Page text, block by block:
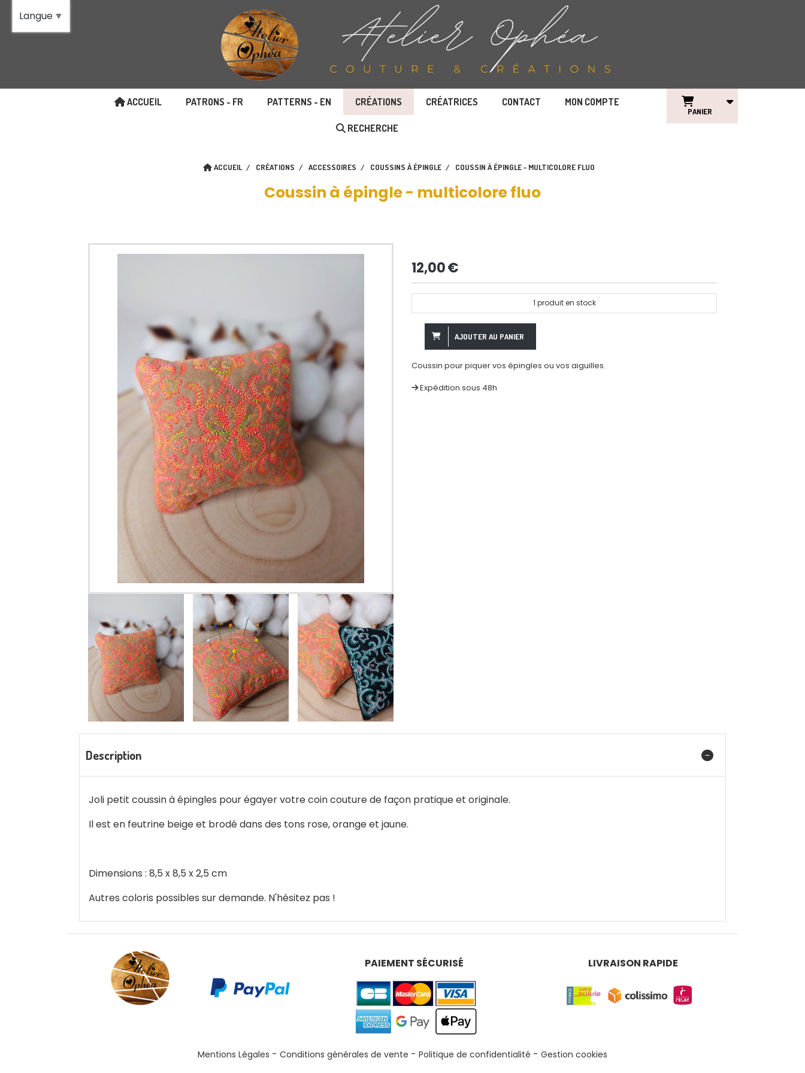
ACCUEIL PATRONS - FR PATTERNS - EN CRÉATIONS CRÉATRICES CONTACT MON COMPTE
RECHERCHE
PANIER
ACCUEIL CRÉATIONS ACCESSOIRES COUSSINS À ÉPINGLE COUSSIN À ÉPINGLE - MULTICOLORE FLUO
Coussin à épingle - multicolore fluo
12,00€
1 produit en stock
AJOUTER AU PANIER
Coussin pour piquer vos épingles ou vos aiguilles.
Expédition sous 48h
Description
Joli petit coussin à épingles pour égayer votre coin couture de façon pratique et originale.
Il est en feutrine beige et brodé dans des tons rose, orange et jaune.
Dimensions : 8,5 x 8,5 x 2,5 cm
Autres coloris possibles sur demande. N'hésitez pas !
PAIEMENT SÉCURISÉ LIVRAISON RAPIDE
Mentions Légales Conditions générales de vente Politique de confidentialité Gestion cookies
Langue ▼